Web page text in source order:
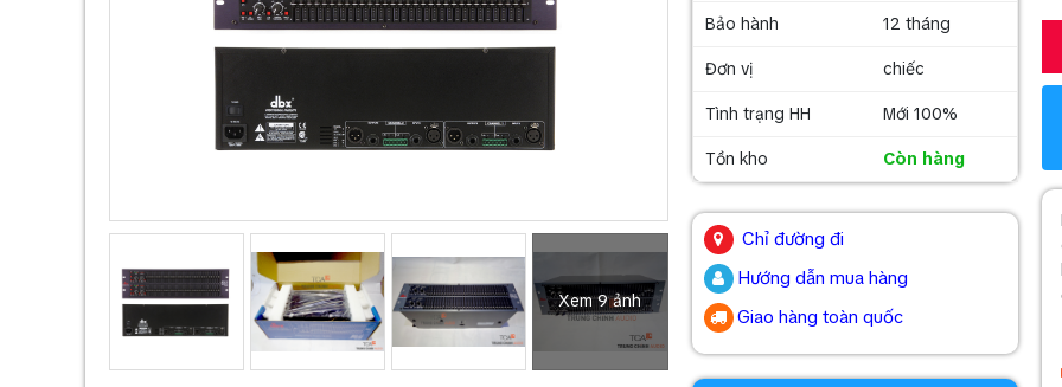
Xem 9 ảnh
Bảo hành 12 tháng
Đơn vị chiếc
Tình trạng HH Mới 100%
Tồn kho
Còn hàng
Chỉ đường đi
Hướng dẫn mua hàng
Giao hàng toàn quốc